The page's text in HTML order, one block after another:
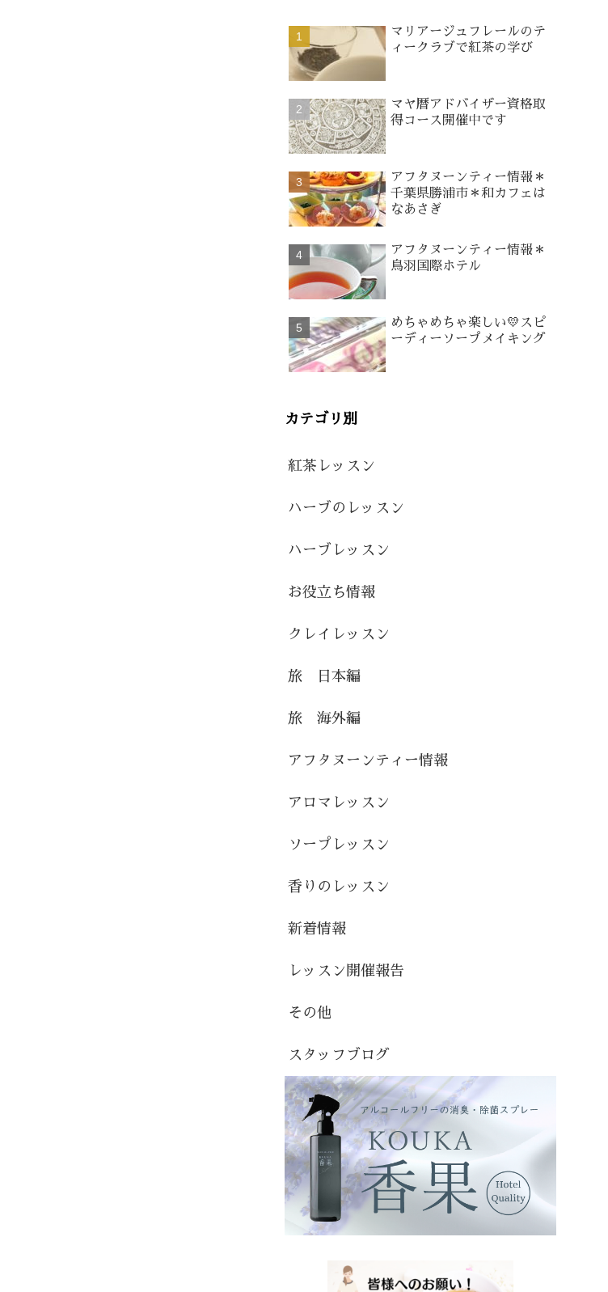
マリアージュフレールのテ
ィークラブで紅茶の学び
マヤ暦アドバイザー資格取
得コース開催中です
アフタヌーンティー情報＊
千葉県勝浦市＊和カフェは
なあさぎ
アフタヌーンティー情報＊
鳥羽国際ホテル
めちゃめちゃ楽しい💛スピ
ーディーソープメイキング
カテゴリ別
紅茶レッスン
ハーブのレッスン
ハーブレッスン
お役立ち情報
クレイレッスン
旅 日本編
旅 海外編
アフタヌーンティー情報
アロマレッスン
ソープレッスン
香りのレッスン
新着情報
レッスン開催報告
その他
スタッフブログ